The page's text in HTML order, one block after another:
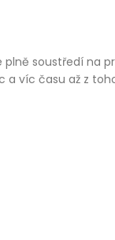
plně soustředí na
víc času až z